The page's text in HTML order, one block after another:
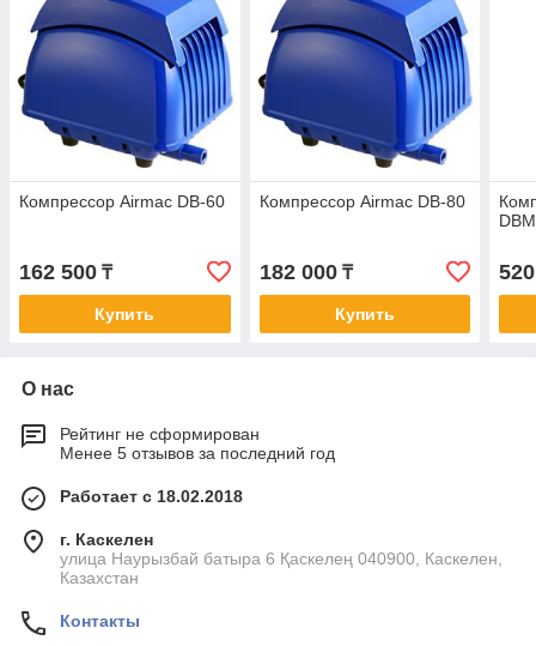
Компрессор Airmac DB-60
162 500 ₸
Купить
Компрессор Airmac DB-80
182 000₸
Купить
О нас
Рейтинг не сформирован
Менее 5 отзывов за последний год
Работает с 18.02.2018
г. Каскелен
улица Наурызбай батыра 6 Қаскелең 040900, Каскелен,
Казахстан
Контакты